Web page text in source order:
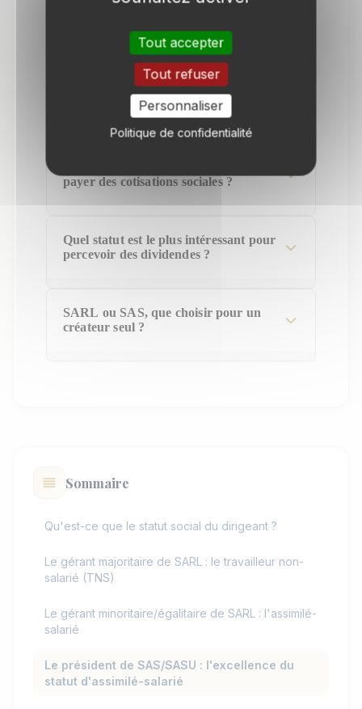
l'assurance chômage ?
Est-il possible de changer de statut
social en cours de vie de l'entreprise ?
payer des cotisations sociales ?
Quel statut est le plus intéressant pour
percevoir des dividendes ?
SARL ou SAS, que choisir pour un
créateur seul ?
Sommaire
Qu'est-ce que le statut social du dirigeant ?
Le gérant majoritaire de SARL : le travailleur non-
salarié (TNS)
Le gérant minoritaire/égalitaire de SARL : l'assimilé-
salarié
Le président de SAS/SASU : l'excellence du
statut d'assimilé-salarié
Tout accepter
Tout refuser
Personnaliser
Politique de confidentialité